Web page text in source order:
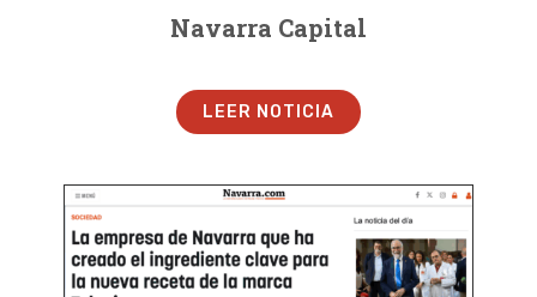
Navarra Capital
LEER NOTICIA